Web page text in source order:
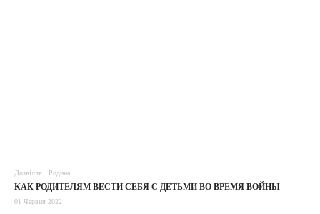
Дозвілля Родина
КАК РОДИТЕЛЯМ ВЕСТИ СЕБЯ С ДЕТЬМИ ВО ВРЕМЯ ВОЙНЫ
01 Червня 2022